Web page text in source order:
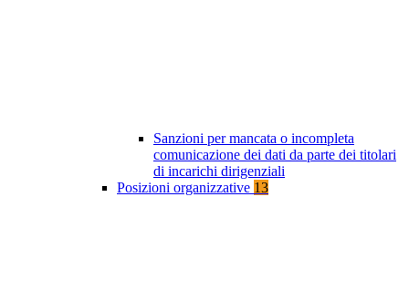
Sanzioni per mancata o incompleta
comunicazione dei dati da parte dei titolari
di incarichi dirigenziali
Posizioni organizzative 13